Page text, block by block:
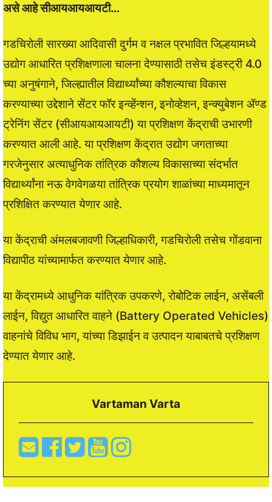
असे आहे सीआयआयआयटी…
गडचिरोली सारख्या आदिवासी दुर्गम व नक्षल प्रभावित जिल्हयामध्ये
उद्योग आधारित प्रशिक्षणाला चालना देण्यासाठी तसेच इंडस्ट्री 4.0
च्या अनुषंगाने, जिल्ह्यातील विद्यार्थ्यांच्या कौशल्याचा विकास
करण्याच्या उद्देशाने सेंटर फॉर इन्व्हेंन्शन, इनोव्हेशन, इन्क्युबेशन ॲण्ड
ट्रेनिंग सेंटर (सीआयआयआयटी) या प्रशिक्षण केंद्राची उभारणी
करण्यात आली आहे. या प्रशिक्षण केंद्रात उद्योग जगताच्या
गरजेनुसार अत्याधुनिक तांत्रिक कौशल्य विकासाच्या संदर्भात
विद्यार्थ्यांना नऊ वेगवेगळया तांत्रिक प्रयोग शाळांच्या माध्यमातून
प्रशिक्षित करण्यात येणार आहे.
या केंद्राची अंमलबजावणी जिल्हाधिकारी, गडचिरोली तसेच गोंडवाना
विद्यापीठ यांच्यामार्फत करण्यात येणार आहे.
या केंद्रामध्ये आधुनिक यांत्रिक उपकरणे, रोबोटिक लाईन, असेंबली
लाईन, विद्युत आधारित वाहने (Battery Operated Vehicles)
वाहनांचे विविध भाग, यांच्या डिझाईन व उत्पादन याबाबतचे प्रशिक्षण
देण्यात येणार आहे.
Vartaman Varta